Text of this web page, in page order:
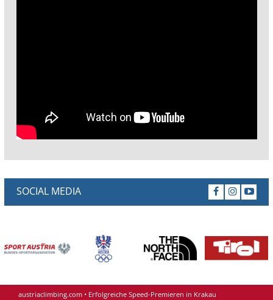
SOCIAL MEDIA
austriaclimbing.com • Erfolgreiche Speed-Premieren in Krakau